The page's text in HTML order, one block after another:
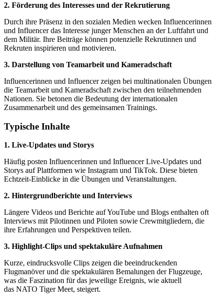
2. Förderung des Interesses und der Rekrutierung
Durch ihre Präsenz in den sozialen Medien wecken Influencerinnen
und Influencer das Interesse junger Menschen an der Luftfahrt und
dem Militär. Ihre Beiträge können potenzielle Rekrutinnen und
Rekruten inspirieren und motivieren.
3. Darstellung von Teamarbeit und Kameradschaft
Influencerinnen und Influencer zeigen bei multinationalen Übungen
die Teamarbeit und Kameradschaft zwischen den teilnehmenden
Nationen. Sie betonen die Bedeutung der internationalen
Zusammenarbeit und des gemeinsamen Trainings.
Typische Inhalte
1. Live-Updates und Storys
Häufig posten Influencerinnen und Influencer Live-Updates und
Storys auf Plattformen wie Instagram und TikTok. Diese bieten
Echtzeit-Einblicke in die Übungen und Veranstaltungen.
2. Hintergrundberichte und Interviews
Längere Videos und Berichte auf YouTube und Blogs enthalten oft
Interviews mit Pilotinnen und Piloten sowie Crewmitgliedern, die
ihre Erfahrungen und Perspektiven teilen.
3. Highlight-Clips und spektakuläre Aufnahmen
Kurze, eindrucksvolle Clips zeigen die beeindruckenden
Flugmanöver und die spektakulären Bemalungen der Flugzeuge,
was die Faszination für das jeweilige Ereignis, wie aktuell
das NATO Tiger Meet, steigert.